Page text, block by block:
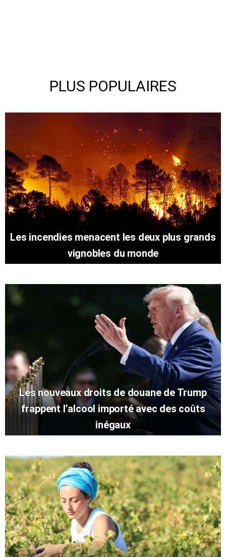
PLUS POPULAIRES
Les incendies menacent les deux plus grands
vignobles du monde
Les nouveaux droits de douane de Trump
frappent l’alcool importé avec des coûts
inégaux